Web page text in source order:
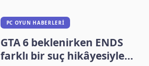
PC OYUN HABERLERI
GTA 6 beklenirken ENDS
farklı bir suç hikâyesiyle